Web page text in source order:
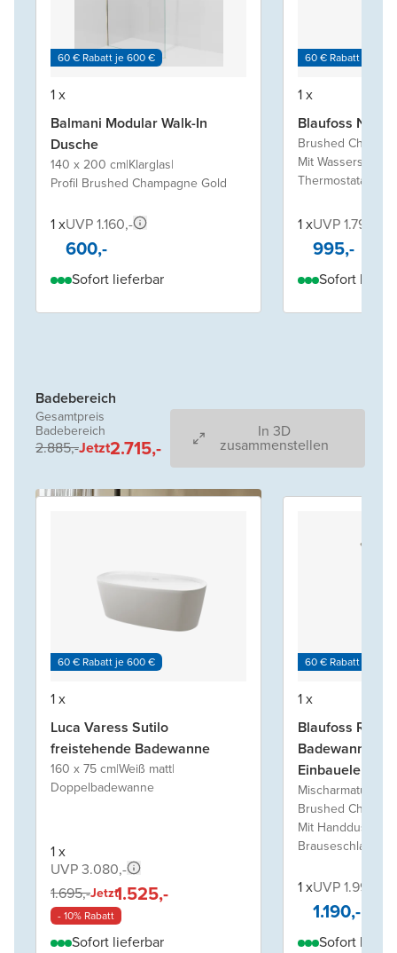
60 € Rabatt je 600 €
1 x
Balmani Modular Walk-In
Dusche
140 x 200 cm|Klarglas|
Profil Brushed Champagne Gold
1 xUVP 1.160,-
600,-
Sofort lieferbar
60 € Rabatt je 600
1 x
Blaufoss Nola
Brushed
Mit
1 xUVP 1.790,-
995,-
Sofort
Badebereich
Gesamtpreis
Badebereich
2.885,-Jetzt2.715,-
In 3D
zusammenstellen
60 € Rabatt je 600 €
1 x
Luca Varess Sutilo
freistehende Badewanne
160 x 75 cm|Weiß matt|
Doppelbadewanne
1 x
UVP 3.080,-
1.695,-Jetzt1.525,-
- 10% Rabatt
Sofort lieferbar
60 € Rabatt je 600
1 x
Blaufoss
Badewannen-
Mischarmatur
Brushed
Mit Handdusche
Brauseschlauch
1 xUVP 1.990,-
1.190,-
Sofort